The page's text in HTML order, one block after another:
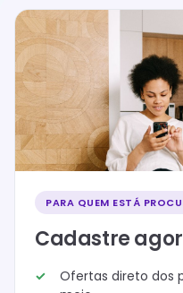
PARA QUEM ESTÁ
Cadastre
Ofertas direto dos